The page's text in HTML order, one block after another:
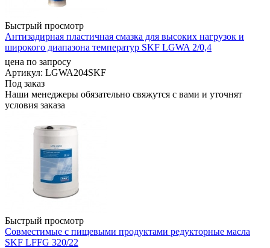
Быстрый просмотр
Антизадирная пластичная смазка для высоких нагрузок и
широкого диапазона температур SKF LGWA 2/0,4
цена по запросу
Артикул: LGWA204SKF
Под заказ
Наши менеджеры обязательно свяжутся с вами и уточнят
условия заказа
Быстрый просмотр
Совместимые с пищевыми продуктами редукторные масла
SKF LFFG 320/22